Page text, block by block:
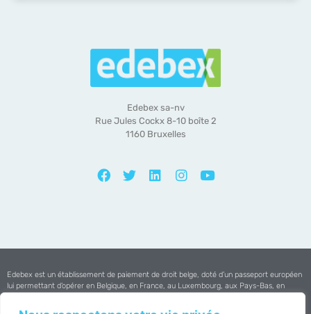
Edebex sa-nv
Rue Jules Cockx 8-10 boîte 2
1160 Bruxelles
Edebex est un établissement de paiement de droit belge, doté d’un passeport européen
lui permettant d’opérer en Belgique, en France, au Luxembourg, aux Pays-Bas, en